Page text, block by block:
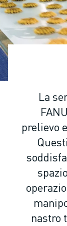
ROBOT INDUSTRIALI
GAMMA ROBOTICA
CONTROLLER PER
ACCESSORI PER
SOFTWARE
SOFTWARE DI
AUTOMAZIONE
ROBOT DI
ROBOT
SERIE ARC MATE
ROBOT DELTA
ROBOT PER
ROBOT PER LA
ROBOT PER LA
ROBOT SCARA
La
prelievo
nastro